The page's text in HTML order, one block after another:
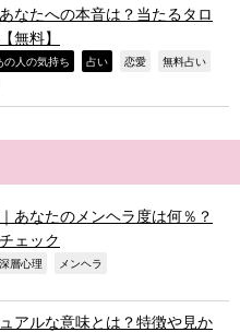
なたへの本音は？当たるタロ
無料】
の人の気持ち 占い 恋愛 無料占い
あなたのメンヘラ度は何％？
ェック
深層心理 メンヘラ
アルな意味とは？特徴や見か